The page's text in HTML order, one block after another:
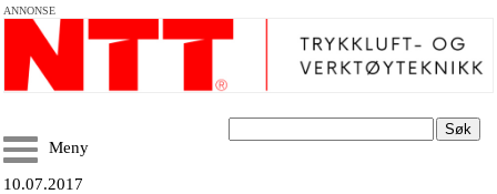
ANNONSE
Søk
Meny
10.07.2017